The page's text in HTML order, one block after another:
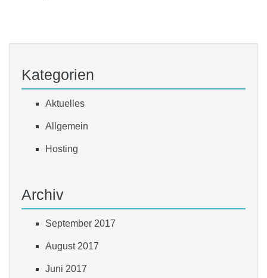
Kategorien
Aktuelles
Allgemein
Hosting
Archiv
September 2017
August 2017
Juni 2017